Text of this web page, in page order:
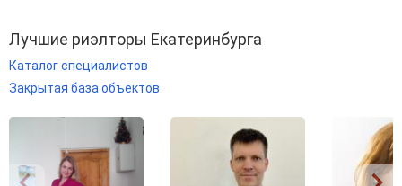
Лучшие риэлторы Екатеринбурга
Каталог специалистов
Закрытая база объектов